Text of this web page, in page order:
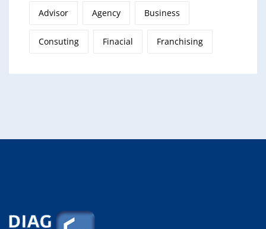
Advisor Agency Business
Consuting Finacial Franchising